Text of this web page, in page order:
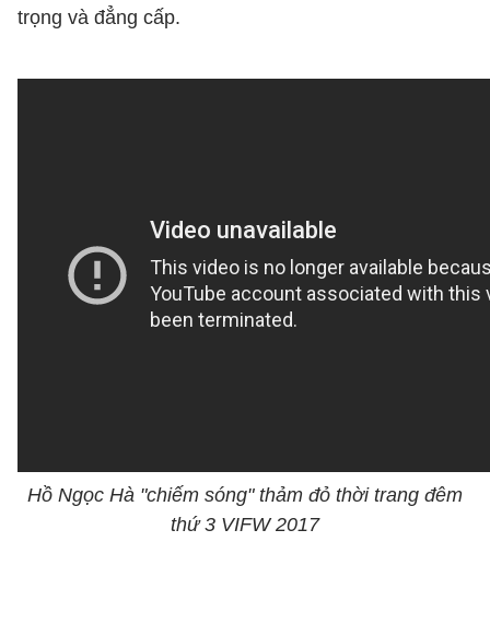
trọng và đẳng cấp.
Hồ Ngọc Hà "chiếm sóng" thảm đỏ thời trang đêm
thứ 3 VIFW 2017